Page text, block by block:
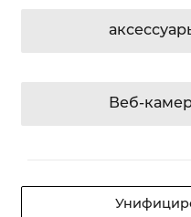
Веб-